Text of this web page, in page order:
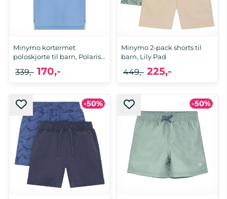
Minymo kortermet
poloskjorte til barn, Polaris
170,-
339,-
Minymo 2-pack shorts til
barn, Lily Pad
225,-
449,-
-50% -50%